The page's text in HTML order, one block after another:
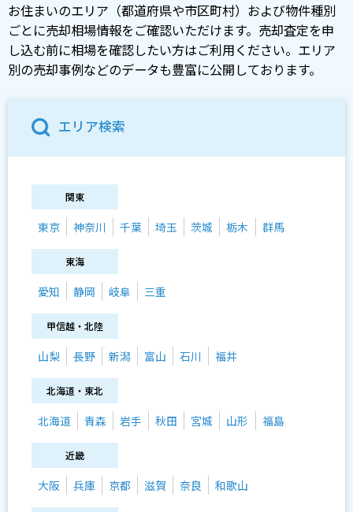
お住まいのエリア（都道府県や市区町村）および物件種別
ごとに売却相場情報をご確認いただけます。売却査定を申
し込む前に相場を確認したい方はご利用ください。エリア
別の売却事例などのデータも豊富に公開しております。
エリア検索
関東
東京 神奈川 千葉 埼玉 茨城 栃木 群馬
東海
愛知 静岡 岐阜 三重
甲信越・北陸
山梨 長野 新潟 富山 石川 福井
北海道・東北
北海道 青森 岩手 秋田 宮城 山形 福島
近畿
大阪 兵庫 京都 滋賀 奈良 和歌山